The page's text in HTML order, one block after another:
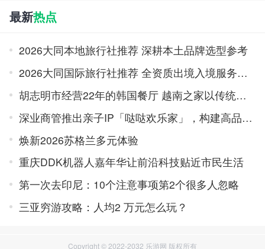
最新热点
2026大同本地旅行社推荐 深耕本土品牌选型参考
2026大同国际旅行社推荐 全资质出境入境服务品牌榜
胡志明市经营22年的韩国餐厅 越南之家以传统味道积累口碑
深业商管推出亲子IP「哒哒欢乐家」，构建高品质亲子旅居体系
焕新2026苏格兰多元体验
重庆DDK机器人嘉年华让前沿科技贴近市民生活
第一次去印尼：10个注意事项第2个很多人忽略
三亚穷游攻略：人均2 万元怎么玩？
Copyright © 2022-2032 乐游网 版权所有